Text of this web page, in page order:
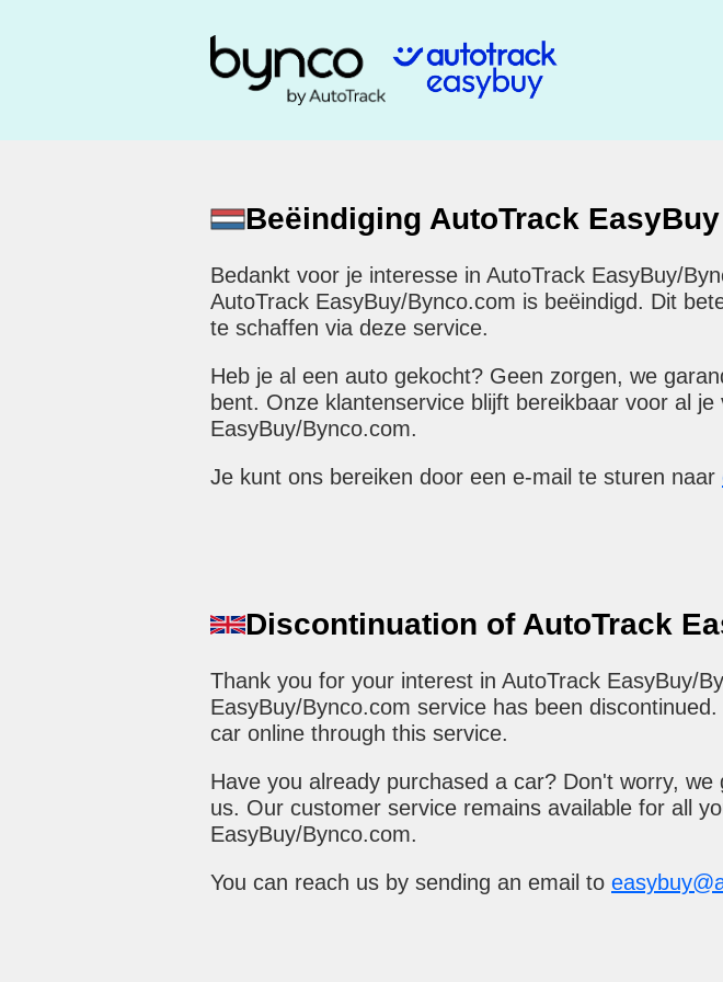
Beëindiging AutoTrack
Bedankt voor je interesse in AutoTrack EasyBuy/
AutoTrack EasyBuy/Bynco.com is beëindigd. Dit
te schaffen via deze service.
Heb je al een auto gekocht? Geen zorgen, we
bent. Onze klantenservice blijft bereikbaar voor al
EasyBuy/Bynco.com.
Je kunt ons bereiken door een e-mail te sturen naar
Discontinuation of AutoTrack
Thank you for your interest in AutoTrack EasyBuy/
EasyBuy/Bynco.com service has been
car online through this service.
Have you already purchased a car? Don't worry,
us. Our customer service remains available for all
EasyBuy/Bynco.com.
You can reach us by sending an email to